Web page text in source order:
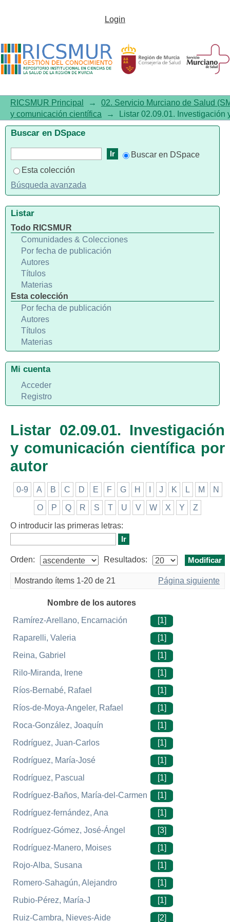
Listar 02.09.01. Investigación y
autor
Login
RICSMUR Principal →
02. Servicio Murciano de Salud
y comunicación científica
→ Listar 02.09.01.
Listar 02.09.01. Investigación
y comunicación científica por
autor
0-9 A B C D E F G H J K L M N
O P Q R S T U V W X Y Z
O introducir las primeras letras:
Orden: Resultados:
Mostrando ítems 1-20 de 21 Página siguiente
Nombre de los autores
Ramírez-Arellano, Encarnación
[1]
Raparelli, Valeria
[1]
Reina, Gabriel
[1]
Rilo-Miranda, Irene
[1]
Ríos-Bernabé, Rafael
[1]
Ríos-de-Moya-Angeler, Rafael
[1]
Roca-González, Joaquín
[1]
Rodríguez, Juan-Carlos
[1]
Rodríguez, María-José
[1]
Rodríguez, Pascual
[1]
Rodríguez-Baños, María-del-Carmen
[1]
Rodríguez-fernández, Ana
[1]
Rodríguez-Gómez, José-Ángel
[3]
Rodríguez-Manero, Moises
[1]
Rojo-Alba, Susana
[1]
Romero-Sahagún, Alejandro
[1]
Rubio-Pérez, María-J
[1]
Ruiz-Cambra, Nieves-Aide
[2]
Buscar en DSpace
Buscar en DSpace
Esta colección
Búsqueda avanzada
Listar
Todo RICSMUR
Comunidades & Colecciones
Por fecha de publicación
Autores
Títulos
Materias
Esta colección
Por fecha de publicación
Autores
Títulos
Materias
Mi cuenta
Acceder
Registro